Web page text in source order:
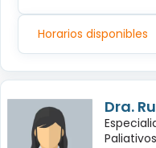
Horarios disponibles
Dra.